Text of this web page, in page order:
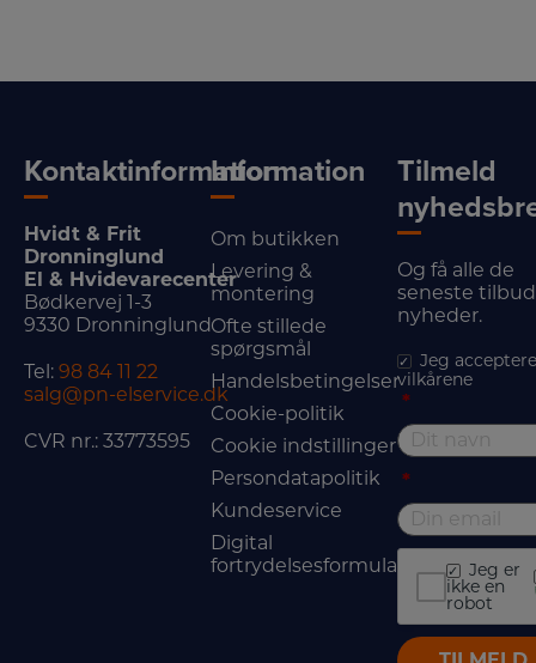
Kontaktinformation
Hvidt & Frit
Dronninglund
El & Hvidevarecenter
Bødkervej 1-3
9330 Dronninglund
Tel: 98 84 11 22
salg@pn-elservice.dk
CVR nr.: 33773595
Information
Om butikken
Levering &
montering
Ofte stillede
spørgsmål
Handelsbetingelser
Cookie-politik
Cookie indstillinger
Persondatapolitik
Kundeservice
Digital
fortrydelsesformular
Tilmeld
Og få alle de
seneste
nyheder.
Jeg
vilkårene
*
*
Jeg er
ikke en
robot